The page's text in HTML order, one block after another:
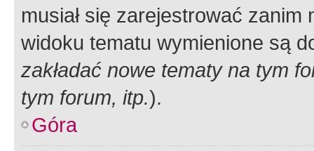
musiał się zarejestrować
widoku tematu wymienione są
zakładać nowe tematy na tym
tym forum, itp.).
Góra